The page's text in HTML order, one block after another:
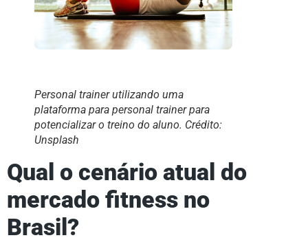
Personal trainer utilizando uma
plataforma para personal trainer para
potencializar o treino do aluno. Crédito:
Unsplash
Qual o cenário atual do
mercado fitness no
Brasil?